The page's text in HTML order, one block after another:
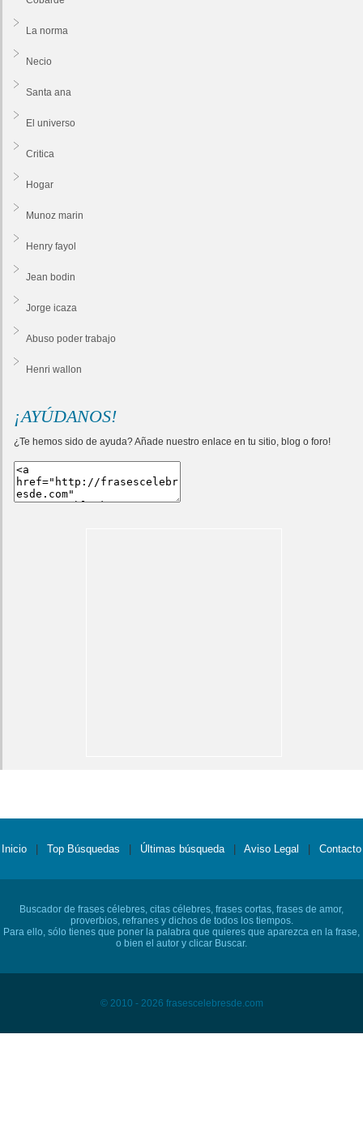
La norma
Necio
Santa ana
El universo
Critica
Hogar
Munoz marin
Henry fayol
Jean bodin
Jorge icaza
Abuso poder trabajo
Henri wallon
¡AYÚDANOS!
¿Te hemos sido de ayuda? Añade nuestro enlace en tu sitio, blog o foro!
Inicio Top Búsquedas Últimas búsqueda Aviso Legal Contacto
Buscador de frases célebres, citas célebres, frases cortas, frases de amor,
proverbios, refranes y dichos de todos los tiempos.
Para ello, sólo tienes que poner la palabra que quieres que aparezca en la frase,
o bien el autor y clicar Buscar.
© 2010 - 2026 frasescelebresde.com